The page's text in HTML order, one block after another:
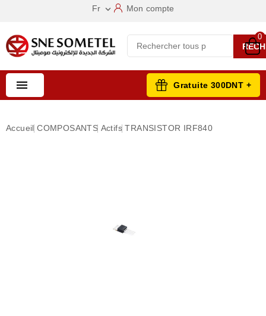
Fr  Mon compte
0
 Gratuite 300DNT +
Accueil COMPOSANTS Actifs TRANSISTOR IRF840